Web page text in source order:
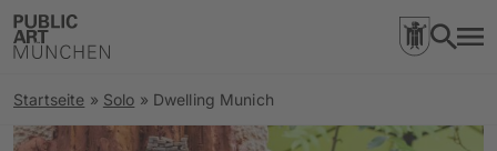
Startseite » Solo » Dwelling Munich